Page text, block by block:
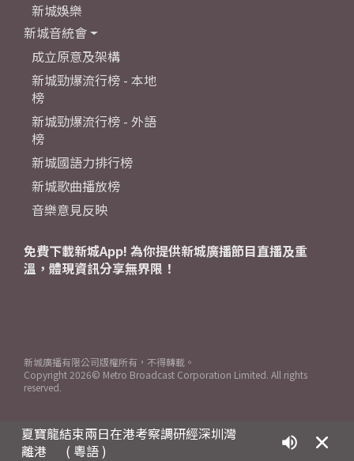
夏寶龍結束兩日在港考察調研經深圳灣
離港
( 粵語 )
新城娛樂
新城音統會
成立原意及架構
新城勁爆流行榜 - 本地
榜
新城勁爆流行榜 - 外語
榜
新城國語力排行榜
新城歌曲播放榜
音樂意見反映
免費下載新城App! 為你提供新城廣播節目直播及重
溫，體現資訊分享無界限！
新城廣播有限公司版權所有，不得轉載。
Copyright 2026© Metro Broadcast Corporation Limited. All rights
reserved.